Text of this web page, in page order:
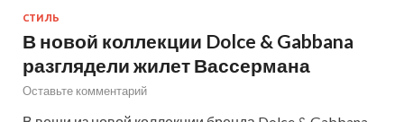
СТИЛЬ
В новой коллекции Dolce & Gabbana
разглядели жилет Вассермана
Оставьте комментарий